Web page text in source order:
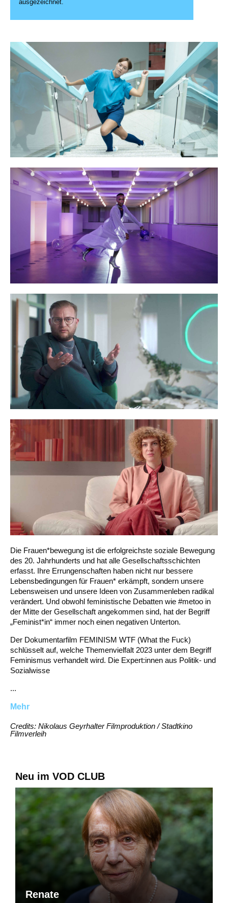
ausgezeichnet.
Die Frauen*bewegung ist die erfolgreichste soziale Bewegung
des 20. Jahrhunderts und hat alle Gesellschaftsschichten
erfasst. Ihre Errungenschaften haben nicht nur bessere
Lebensbedingungen für Frauen* erkämpft, sondern unsere
Lebensweisen und unsere Ideen von Zusammenleben radikal
verändert. Und obwohl feministische Debatten wie #metoo in
der Mitte der Gesellschaft angekommen sind, hat der Begriff
„Feminist*in“ immer noch einen negativen Unterton.
Der Dokumentarfilm FEMINISM WTF (What the Fuck)
schlüsselt auf, welche Themenvielfalt 2023 unter dem Begriff
Feminismus verhandelt wird. Die Expert:innen aus Politik- und
Sozialwisse
...
Mehr
Credits: Nikolaus Geyrhalter Filmproduktion / Stadtkino
Filmverleih
Neu im VOD CLUB
Renate